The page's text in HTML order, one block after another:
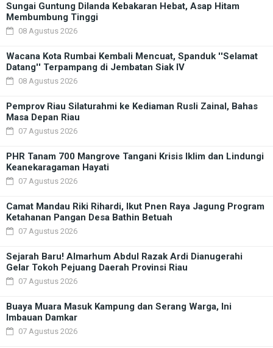
Sungai Guntung Dilanda Kebakaran Hebat, Asap Hitam
Membumbung Tinggi
08 Agustus 2026
Wacana Kota Rumbai Kembali Mencuat, Spanduk ''Selamat
Datang'' Terpampang di Jembatan Siak IV
08 Agustus 2026
Pemprov Riau Silaturahmi ke Kediaman Rusli Zainal, Bahas
Masa Depan Riau
07 Agustus 2026
PHR Tanam 700 Mangrove Tangani Krisis Iklim dan Lindungi
Keanekaragaman Hayati
07 Agustus 2026
Camat Mandau Riki Rihardi, Ikut Pnen Raya Jagung Program
Ketahanan Pangan Desa Bathin Betuah
07 Agustus 2026
Sejarah Baru! Almarhum Abdul Razak Ardi Dianugerahi
Gelar Tokoh Pejuang Daerah Provinsi Riau
07 Agustus 2026
Buaya Muara Masuk Kampung dan Serang Warga, Ini
Imbauan Damkar
07 Agustus 2026